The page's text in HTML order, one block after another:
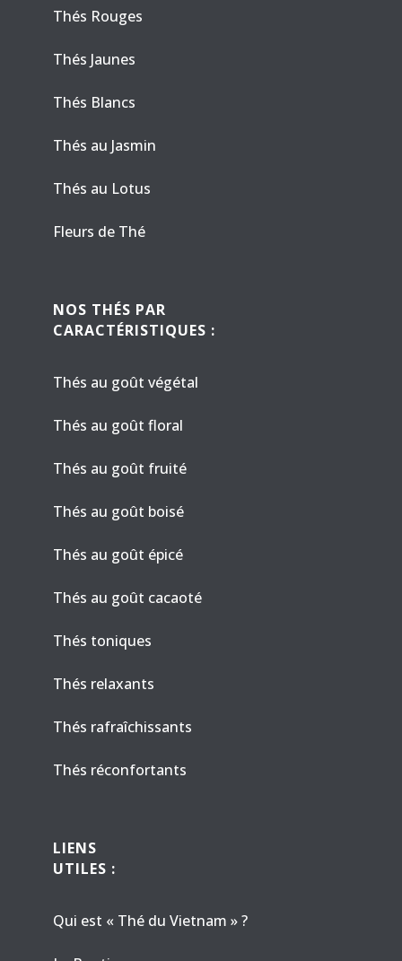
Thés Rouges
Thés Jaunes
Thés Blancs
Thés au Jasmin
Thés au Lotus
Fleurs de Thé
NOS THÉS PAR
CARACTÉRISTIQUES :
Thés au goût végétal
Thés au goût floral
Thés au goût fruité
Thés au goût boisé
Thés au goût épicé
Thés au goût cacaoté
Thés toniques
Thés relaxants
Thés rafraîchissants
Thés réconfortants
LIENS
UTILES :
Qui est « Thé du Vietnam » ?